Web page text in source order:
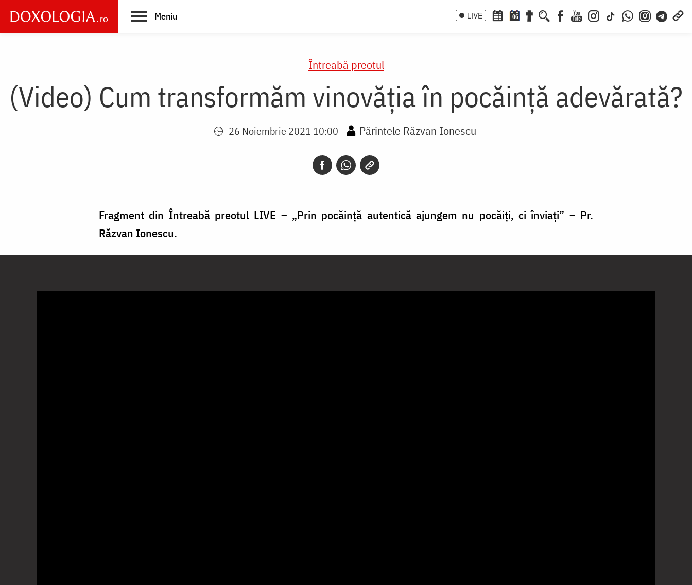
main
Meniu LIVE 06
Întreabă preotul
(Video) Cum transformăm vinovăția în pocăință adevărată?
26 Noiembrie 2021 10:00 Părintele Răzvan Ionescu
Fragment din Întreabă preotul LIVE – „Prin pocăință autentică ajungem nu pocăiți, ci înviați” – Pr.
Răzvan Ionescu.